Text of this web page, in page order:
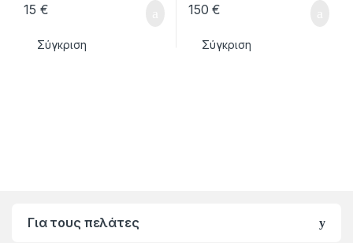
15 €
Σύγκριση
150€
Σύγκριση
Για τους πελάτες